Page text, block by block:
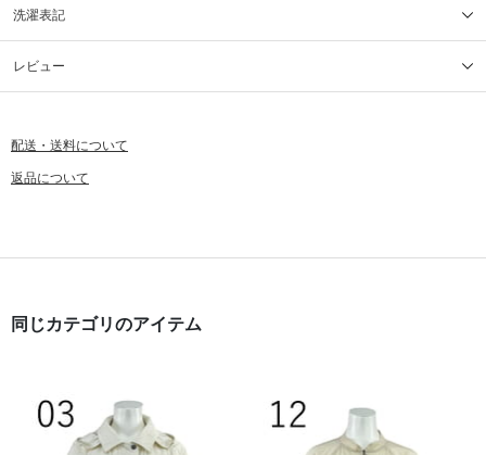
洗濯表記
レビュー
配送・送料について
返品について
同じカテゴリのアイテム